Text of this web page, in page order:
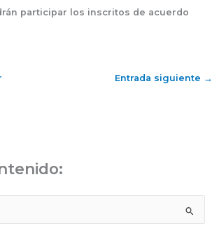
participar los inscritos de acuerdo
Entrada siguiente →